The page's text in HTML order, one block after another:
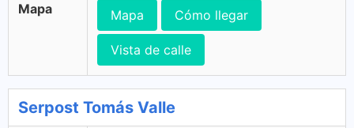
Mapa Mapa Cómo llegar
Vista de calle
Serpost Tomás Valle